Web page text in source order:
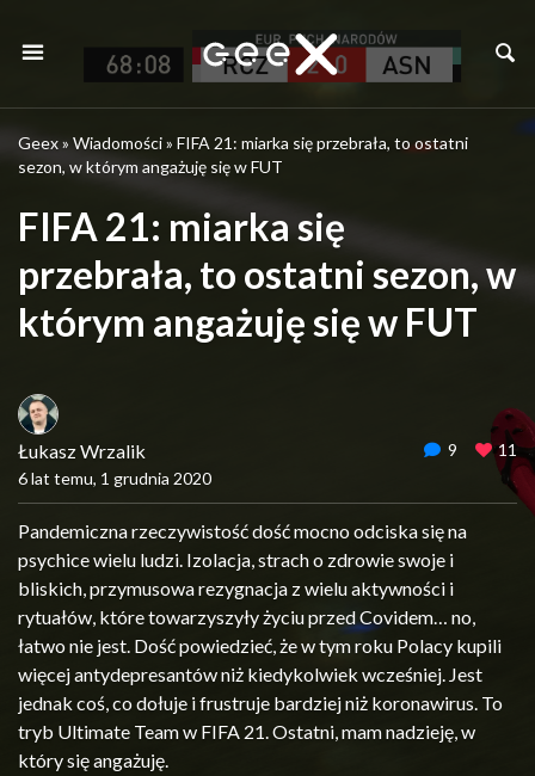
Geex» Wiadomości» FIFA 21: miarka się przebrała, to ostatni
sezon, w którym angażuję się w FUT
FIFA 21: miarka się
przebrała, to ostatni sezon, w
którym angażuję się w FUT
Łukasz Wrzalik
6 lat temu, 1 grudnia 2020
9 11
Pandemiczna rzeczywistość dość mocno odciska się na
psychice wielu ludzi. Izolacja, strach o zdrowie swoje i
bliskich, przymusowa rezygnacja z wielu aktywności i
rytuałów, które towarzyszyły życiu przed Covidem… no,
łatwo nie jest. Dość powiedzieć, że w tym roku Polacy kupili
więcej antydepresantów niż kiedykolwiek wcześniej. Jest
jednak coś, co dołuje i frustruje bardziej niż koronawirus. To
tryb Ultimate Team w FIFA 21. Ostatni, mam nadzieję, w
który się angażuję.